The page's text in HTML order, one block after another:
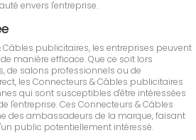
envers l'entreprise.
Câbles publicitaires, les entreprises peuvent
manière efficace. Que ce soit lors
de salons professionnels ou de
les Connecteurs & Câbles publicitaires
qui sont susceptibles d'être intéressées
l'entreprise. Ces Connecteurs & Câbles
des ambassadeurs de la marque, faisant
public potentiellement intéressé.